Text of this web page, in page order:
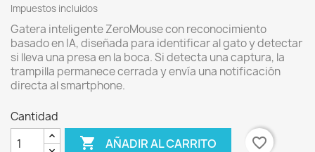
Impuestos incluidos
Gatera inteligente ZeroMouse con reconocimiento
basado en IA, diseñada para identificar al gato y detectar
si lleva una presa en la boca. Si detecta una captura, la
trampilla permanece cerrada y envía una notificación
directa al smartphone.
Cantidad
 AÑADIR AL CARRITO favorite_border